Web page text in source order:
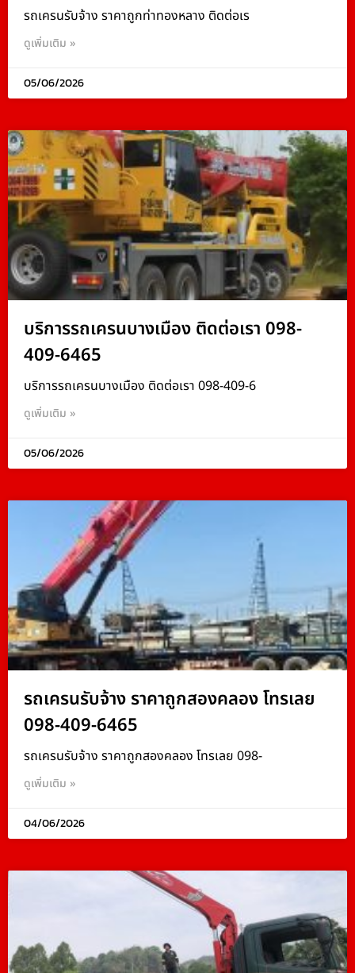
รถเครนรับจ้าง ราคาถูกท่าทองหลาง ติดต่อเร
ดูเพิ่มเติม »
05/06/2026
บริการรถเครนบางเมือง ติดต่อเรา 098-
409-6465
บริการรถเครนบางเมือง ติดต่อเรา 098-409-6
ดูเพิ่มเติม »
05/06/2026
รถเครนรับจ้าง ราคาถูกสองคลอง โทรเลย
098-409-6465
รถเครนรับจ้าง ราคาถูกสองคลอง โทรเลย 098-
ดูเพิ่มเติม »
04/06/2026